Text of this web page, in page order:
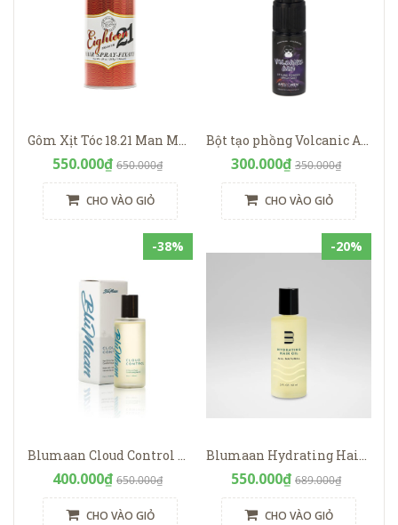
Gôm Xịt Tóc 18.21 Man Made Premium Hair Spray 283gr
550.000₫ 650.000₫
CHO VÀO GIỎ
Bột tạo phồng Volcanic Ash Styling Powder
300.000₫ 350.000₫
CHO VÀO GIỎ
-38%
Blumaan Cloud Control Hair Oil 60ml
400.000₫ 650.000₫
CHO VÀO GIỎ
-20%
Blumaan Hydrating Hair Oil
550.000₫ 689.000₫
CHO VÀO GIỎ